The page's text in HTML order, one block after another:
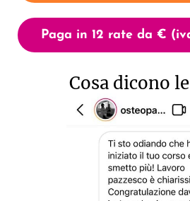
Paga in 12 rate da €
Cosa dicono